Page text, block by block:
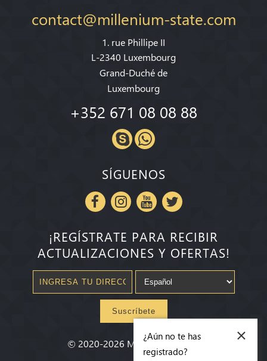
contact@millenium-state.com
1. rue Phillipe II
L-2340 Luxembourg
Grand-Duché de
Luxembourg
+352 671 08 08 88
SÍGUENOS
¡REGÍSTRATE PARA RECIBIR
ACTUALIZACIONES Y OFERTAS!
Suscríbete
© 2020-2026 Millenium State® ×
¿Aún no te has
registrado?